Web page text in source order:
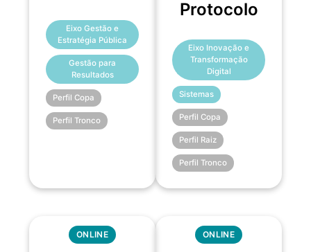
Eixo Gestão e
Estratégia Pública
Gestão para
Resultados
Perfil Copa
Perfil Tronco
Protocolo
Eixo Inovação e
Transformação
Digital
Sistemas
Perfil Copa
Perfil Raiz
Perfil Tronco
ONLINE ONLINE